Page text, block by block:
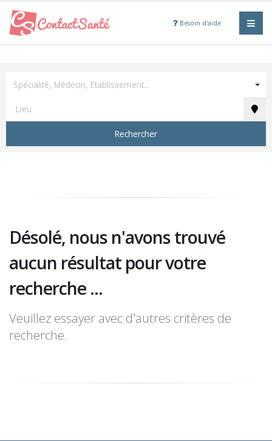
Besoin d'aide
Spécialité, Médecin, Etablissement...
Rechercher
Désolé, nous n'avons trouvé
aucun résultat pour votre
recherche ...
Veuillez essayer avec d'autres critères de
recherche.